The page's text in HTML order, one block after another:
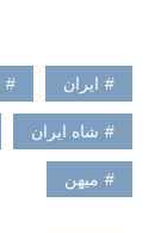
ایران
شاه ایران
میهن